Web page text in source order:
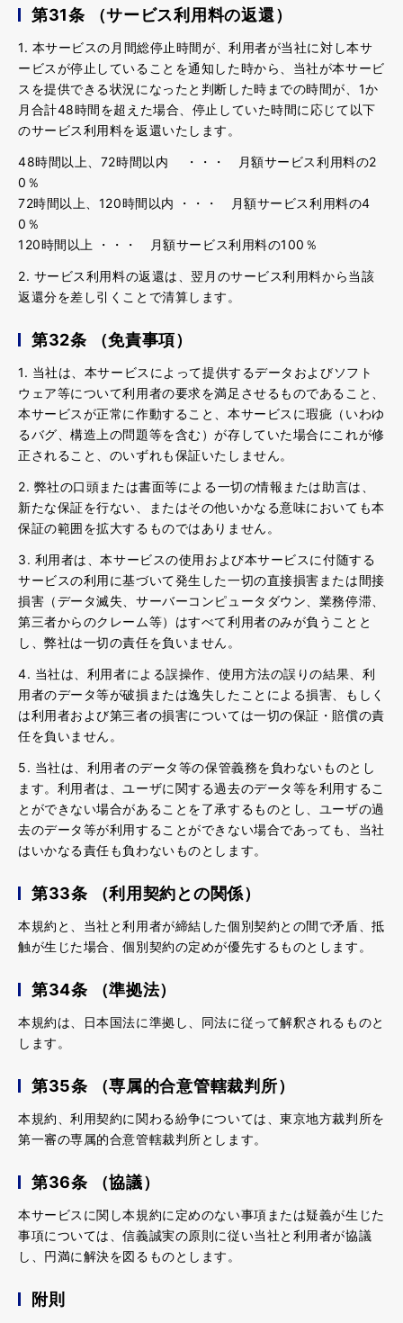
第31条 （サービス利用料の返還）
1. 本サービスの月間総停止時間が、利用者が当社に対し本サ
ービスが停止していることを通知した時から、当社が本サービ
スを提供できる状況になったと判断した時までの時間が、1か
月合計48時間を超えた場合、停止していた時間に応じて以下
のサービス利用料を返還いたします。
48時間以上、72時間以内 ・・・ 月額サービス利用料の2
0％
72時間以上、120時間以内 ・・・ 月額サービス利用料の4
0％
120時間以上 ・・・ 月額サービス利用料の100％
2. サービス利用料の返還は、翌月のサービス利用料から当該
返還分を差し引くことで清算します。
第32条 （免責事項）
1. 当社は、本サービスによって提供するデータおよびソフト
ウェア等について利用者の要求を満足させるものであること、
本サービスが正常に作動すること、本サービスに瑕疵（いわゆ
るバグ、構造上の問題等を含む）が存していた場合にこれが修
正されること、のいずれも保証いたしません。
2. 弊社の口頭または書面等による一切の情報または助言は、
新たな保証を行ない、またはその他いかなる意味においても本
保証の範囲を拡大するものではありません。
3. 利用者は、本サービスの使用および本サービスに付随する
サービスの利用に基づいて発生した一切の直接損害または間接
損害（データ滅失、サーバーコンピュータダウン、業務停滞、
第三者からのクレーム等）はすべて利用者のみが負うことと
し、弊社は一切の責任を負いません。
4. 当社は、利用者による誤操作、使用方法の誤りの結果、利
用者のデータ等が破損または逸失したことによる損害、もしく
は利用者および第三者の損害については一切の保証・賠償の責
任を負いません。
5. 当社は、利用者のデータ等の保管義務を負わないものとし
ます。利用者は、ユーザに関する過去のデータ等を利用するこ
とができない場合があることを了承するものとし、ユーザの過
去のデータ等が利用することができない場合であっても、当社
はいかなる責任も負わないものとします。
第33条 （利用契約との関係）
本規約と、当社と利用者が締結した個別契約との間で矛盾、抵
触が生じた場合、個別契約の定めが優先するものとします。
第34条 （準拠法）
本規約は、日本国法に準拠し、同法に従って解釈されるものと
します。
第35条 （専属的合意管轄裁判所）
本規約、利用契約に関わる紛争については、東京地方裁判所を
第一審の専属的合意管轄裁判所とします。
第36条 （協議）
本サービスに関し本規約に定めのない事項または疑義が生じた
事項については、信義誠実の原則に従い当社と利用者が協議
し、円満に解決を図るものとします。
附則